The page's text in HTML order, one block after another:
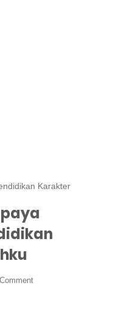
Karakter